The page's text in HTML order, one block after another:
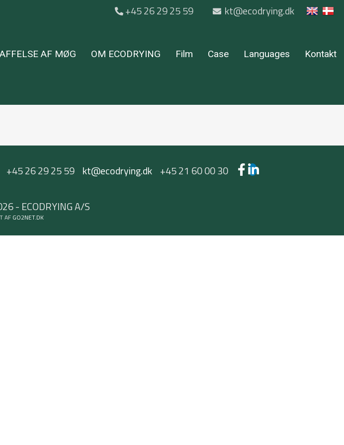
+45 26 29 25 59 kt@ecodrying.dk
AF MØG OM ECODRYING Film Case Languages Kontakt
+45 26 29 25 59 kt@ecodrying.dk +45 21 60 00 30
- ECODRYING A/S
AF GO2NET.DK